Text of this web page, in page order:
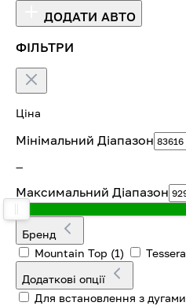
ДОДАТИ АВТО
ФІЛЬТРИ
Ціна
Мінімальний Діапазон
—
Максимальний Діапазон
Бренд
Mountain Top (1) Tessera
Додаткові опції
Для встановлення з дугами